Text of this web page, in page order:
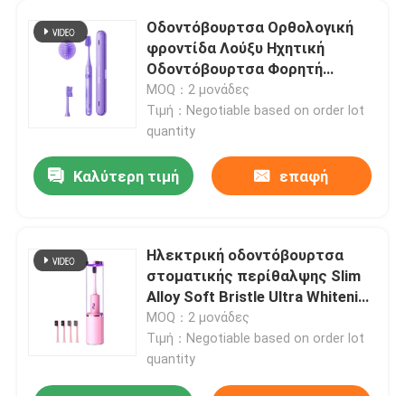
επανακαταλογηστέα ηλεκτρική οδοντόβουρτσα
Ενήλικη ηλεκτρική οδοντόβουρτσα
Ηλεκτρική οδοντόβουρτσα παιδιών
Έξυπνη ηλεκτρική οδοντόβουρτσα
Οδοντόβουρτσα Ορθολογική
φροντίδα Λούξυ Ηχητική
Οδοντόβουρτσα Φορητή
Ηλεκτρική Ηχητική
Οδοντόβουρτσα Με 2 λεπτά
έξυπνο χρονόμετρο
MOQ：2 μονάδες
Τιμή：Negotiable based on order lot
quantity
Καλύτερη τιμή επαφή
Ηλεκτρική οδοντόβουρτσα
στοματικής περίθαλψης Slim
Alloy Soft Bristle Ultra Whitening
Ηλεκτρονική οδοντόβουρτσα
MOQ：2 μονάδες
Τιμή：Negotiable based on order lot
quantity